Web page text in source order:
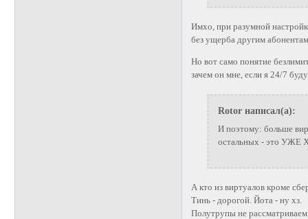
Имхо, при разумной
без ущерба другим
Но вот само понятие
зачем он мне, если я 24/7
Rotor написал(а):
И поэтому: больше
остальных - это
А кто из виртуалов кроме
Тинь - дорогой. Йота - ну хз.
Полутрупы не